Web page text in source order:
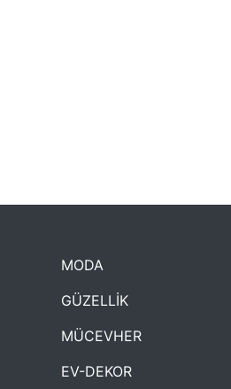
MODA
GÜZELLİK
MÜCEVHER
EV-DEKOR